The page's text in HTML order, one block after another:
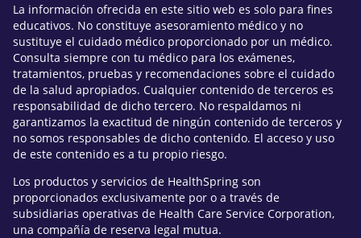
La información ofrecida en este sitio web es solo para fines
educativos. No constituye asesoramiento médico y no
sustituye el cuidado médico proporcionado por un médico.
Consulta siempre con tu médico para los exámenes,
tratamientos, pruebas y recomendaciones sobre el cuidado
de la salud apropiados. Cualquier contenido de terceros es
responsabilidad de dicho tercero. No respaldamos ni
garantizamos la exactitud de ningún contenido de terceros y
no somos responsables de dicho contenido. El acceso y uso
de este contenido es a tu propio riesgo.
Los productos y servicios de HealthSpring son
proporcionados exclusivamente por o a través de
subsidiarias operativas de Health Care Service Corporation,
una compañía de reserva legal mutua.